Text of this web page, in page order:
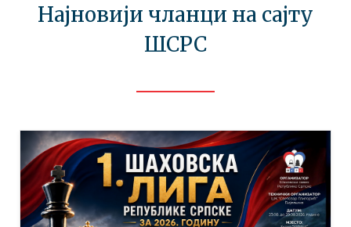
Најновији чланци на сајту
ШСРС